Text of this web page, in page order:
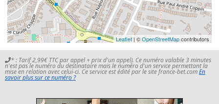
Leaflet | ©OpenStreetMapcontributors
* : Tarif 2,99€ TTC par appel + prix d'un appel). Ce numéro valable 3 minutes
n'est pas le numéro du destinataire mais le numéro d'un service permettant la
mise en relation avec celui-ci. Ce service est édité par le site france-bet.comEn
savoir plus sur ce numéro ?